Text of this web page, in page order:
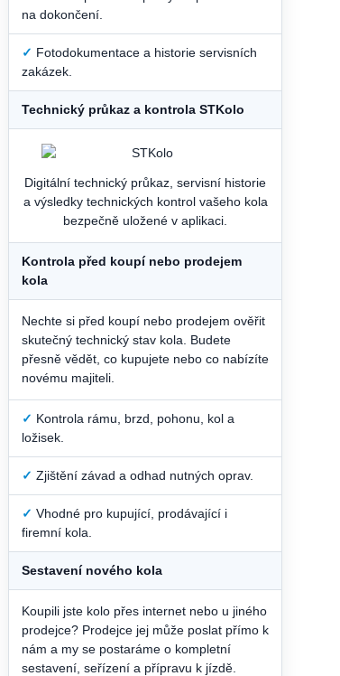
na dokončení.
✓ Fotodokumentace a historie servisních
zakázek.
Technický průkaz a kontrola STKolo
Digitální technický průkaz, servisní historie
a výsledky technických kontrol vašeho kola
bezpečně uložené v aplikaci.
Kontrola před koupí nebo prodejem
kola
Nechte si před koupí nebo prodejem ověřit
skutečný technický stav kola. Budete
přesně vědět, co kupujete nebo co nabízíte
novému majiteli.
✓ Kontrola rámu, brzd, pohonu, kol a
ložisek.
✓ Zjištění závad a odhad nutných oprav.
✓ Vhodné pro kupující, prodávající i
firemní kola.
Sestavení nového kola
Koupili jste kolo přes internet nebo u jiného
prodejce? Prodejce jej může poslat přímo k
nám a my se postaráme o kompletní
sestavení, seřízení a přípravu k jízdě.